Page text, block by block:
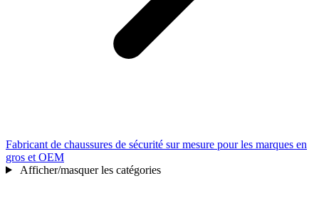
Fabricant de chaussures de sécurité sur mesure pour les marques en
gros et OEM
Afficher/masquer les catégories